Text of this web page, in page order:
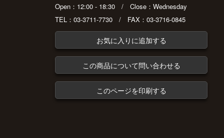
Open：12:00 - 18:30 / Close：Wednesday
TEL：03-3711-7730 / FAX：03-3716-0845
お気に入りに追加する
この商品について問い合わせる
このページを印刷する